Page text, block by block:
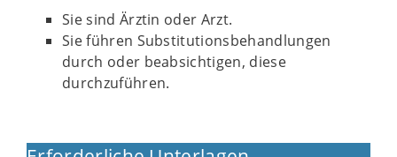
Sie sind Ärztin oder Arzt.
Sie führen Substitutionsbehandlungen
durch oder beabsichtigen, diese
durchzuführen.